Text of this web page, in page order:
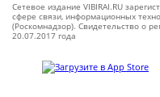
Сетевое издание VIBIRAI.RU
сфере связи, информационных
(Роскомнадзор). Свидетельство о
20.07.2017 года